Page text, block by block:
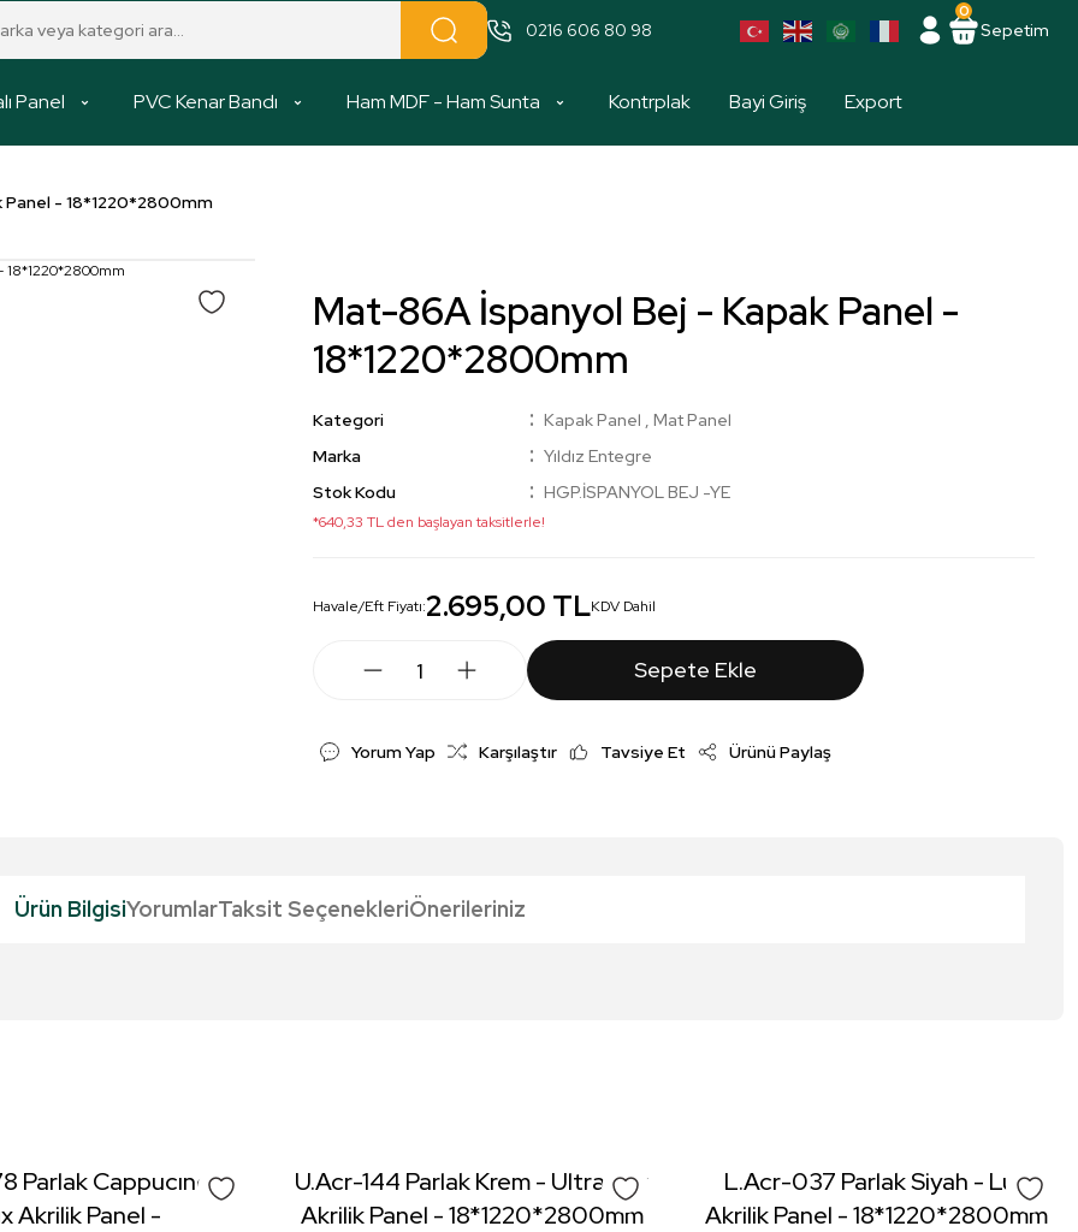
0216 606 80 98 Sepetim
0
Panel PVC Kenar Bandı Ham MDF - Ham Sunta Kontrplak Bayi Giriş Export
- 18*1220*2800mm
Mat-86A İspanyol Bej - Kapak Panel -
18*1220*2800mm
Kategori Kapak Panel , Mat Panel
Marka
Yıldız Entegre
Stok Kodu
HGP.İSPANYOL BEJ -YE
*640,33 TL den başlayan taksitlerle!
Havale/Eft Fiyatı:2.695,00 TLKDV Dahil
Sepete Ekle
Yorum Yap Karşılaştır Tavsiye Et Ürünü Paylaş
Ürün BilgisiYorumlarTaksit SeçenekleriÖnerileriniz
Parlak Cappucıno -
Akrilik Panel -
U.Acr-144 Parlak Krem - Ultra Lux
Akrilik Panel - 18*1220*2800mm
L.Acr-037 Parlak Siyah - Lux
Akrilik Panel - 18*1220*2800mm